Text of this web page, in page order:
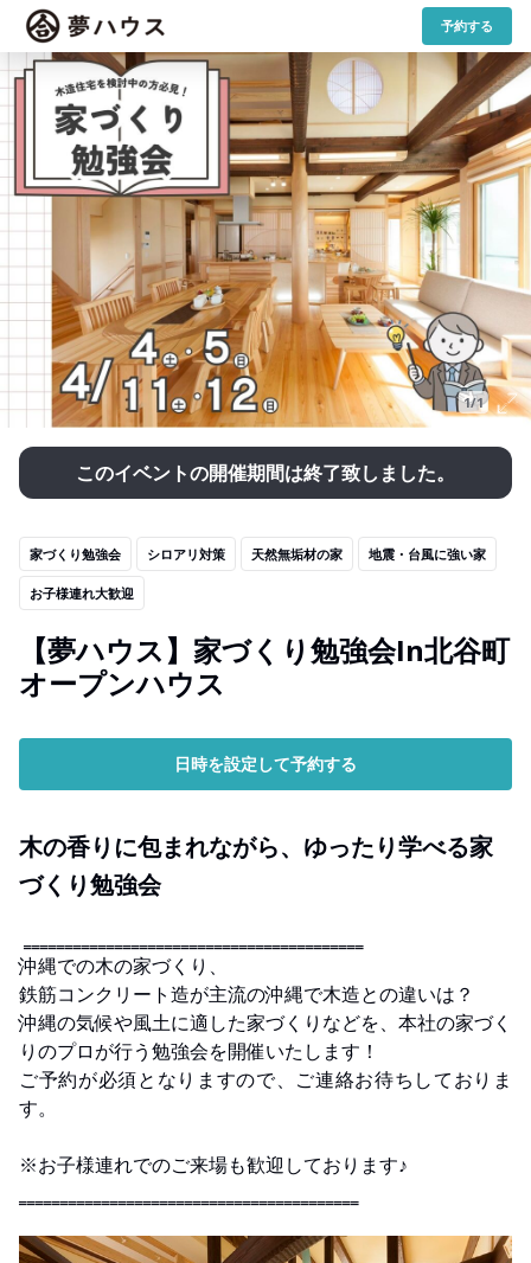
予約する
1/1
このイベントの開催期間は終了致しました。
家づくり勉強会 シロアリ対策 天然無垢材の家 地震・台風に強い家
お子様連れ大歓迎
【夢ハウス】家づくり勉強会In北谷町
オープンハウス
日時を設定して予約する
木の香りに包まれながら、ゆったり学べる家
づくり勉強会
沖縄での木の家づくり、
鉄筋コンクリート造が主流の沖縄で木造との違いは？
沖縄の気候や風土に適した家づくりなどを、本社の家づく
りのプロが行う勉強会を開催いたします！
ご予約が必須となりますので、ご連絡お待ちしておりま
す。
※お子様連れでのご来場も歓迎しております♪